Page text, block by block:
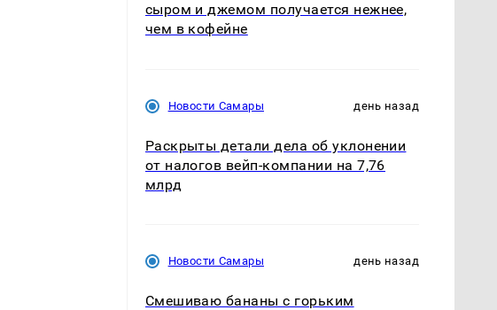
сыром и джемом получается нежнее,
чем в кофейне
Новости Самары день назад
Раскрыты детали дела об уклонении
от налогов вейп-компании на 7,76
млрд
Новости Самары день назад
Смешиваю бананы с горьким